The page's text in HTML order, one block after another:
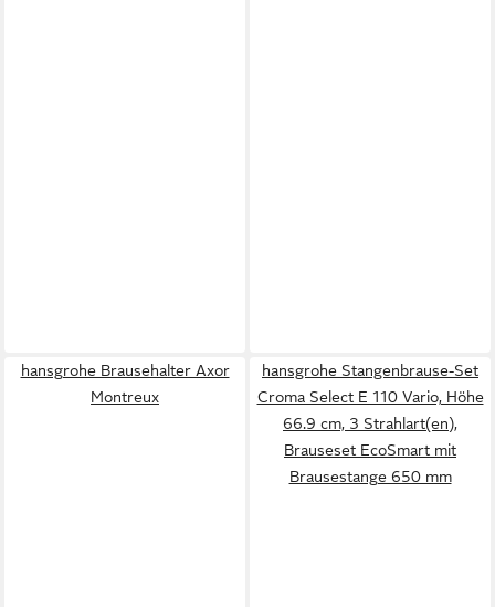
hansgrohe Brausehalter Axor
Montreux
hansgrohe Stangenbrause-Set
Croma Select E 110 Vario, Höhe
66.9 cm, 3 Strahlart(en),
Brauseset EcoSmart mit
Brausestange 650 mm